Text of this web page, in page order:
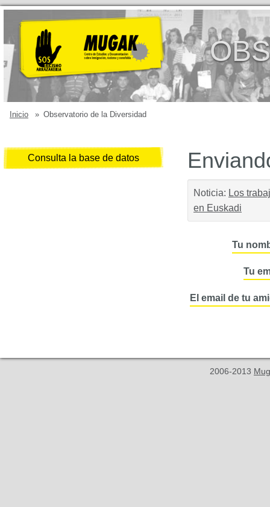
Inicio » Observatorio de la Diversidad
Consulta la base de datos
Noticia: Los
en Euskadi
Tu
Tu
El email de tu
2006-2013